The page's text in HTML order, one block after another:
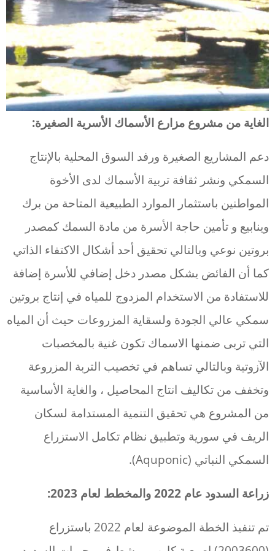
الغاية من مشروع مزارع الأسماك الأسرية الصغيرة:
دعم المشاريع الصغيرة ورفد السوق المحلية بالإنتاج
السمكي ونشر ثقافة تربية الأسماك لدى الأخوة
المواطنين باستثمار الموارد الطبيعية المتاحة من برك
وينابيع و تأمين حاجة الأسرة من مادة السمك كمصدر
بروتين نوعي وبالتالي تحقيق أحد أشكال الاكتفاء الذاتي
كما أن الفائض يشكل مصدر دخل إضافي للأسرة إضافة
للاستفادة من الاستخدام المزدوج للمياه في إنتاج بروتين
سمكي عالي الجودة ولسقاية المزروعات حيث أن المياه
التي تربى ضمنها الاسماك تكون غنية بالمخصبات
الآزوتية وبالتالي تساهم في تخصيب التربة المزروعة
وتخفف من تكاليف انتاج المحاصيل ، والغاية الأساسية
من المشروع هي تحقيق التنمية المستدامة لسكان
الريف في سورية وتطبيق نظام تكامل الاستزراع
السمكي النباتي (Aquponic).
زراعة السدود عام 2022 والمخطط لعام 2023:
تم تنفيذ الخطة الموضوعة لعام 2022 باستزراع